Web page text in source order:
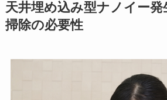
天井埋め込み型ナノイー
掃除の必要性